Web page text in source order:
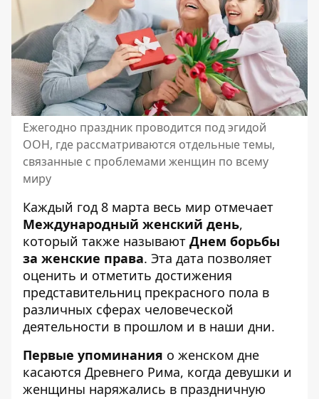
Ежегодно праздник проводится под эгидой
ООН, где рассматриваются отдельные темы,
связанные с проблемами женщин по всему
миру
Каждый год 8 марта весь мир отмечает
Международный женский день,
который также называют Днем борьбы
за женские права. Эта дата позволяет
оценить и отметить достижения
представительниц прекрасного пола в
различных сферах человеческой
деятельности в прошлом и в наши дни.
Первые упоминания о женском дне
касаются Древнего Рима, когда девушки и
женщины наряжались в праздничную